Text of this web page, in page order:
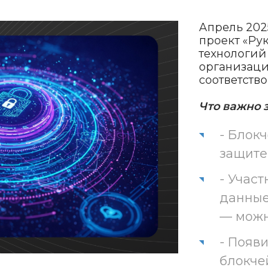
Апрель
проект
Что важно
-
-
—
-